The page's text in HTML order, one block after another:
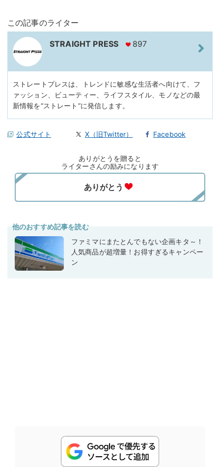
この記事のライター
STRAIGHT PRESS 897
ストレートプレスは、トレンドに敏感な生活者へ向けて、フ
ァッション、ビューティー、ライフスタイル、モノなどの最
新情報を“ストレート”に発信します。
公式サイト X（旧Twitter） Facebook
ありがとうを贈ると
ライターさんの励みになります
他のおすすめ記事を読む
ファミマにまたとんでもない企画キタ～！
人気商品が超増量！お得すぎるキャンペー
ン